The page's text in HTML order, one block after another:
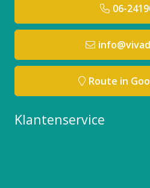
06-
Route in
Klantenservice